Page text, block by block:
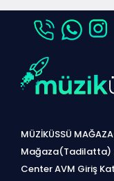
MÜZİKÜSSÜ
Mağaza(Tadilatta)
Center AVM Giriş